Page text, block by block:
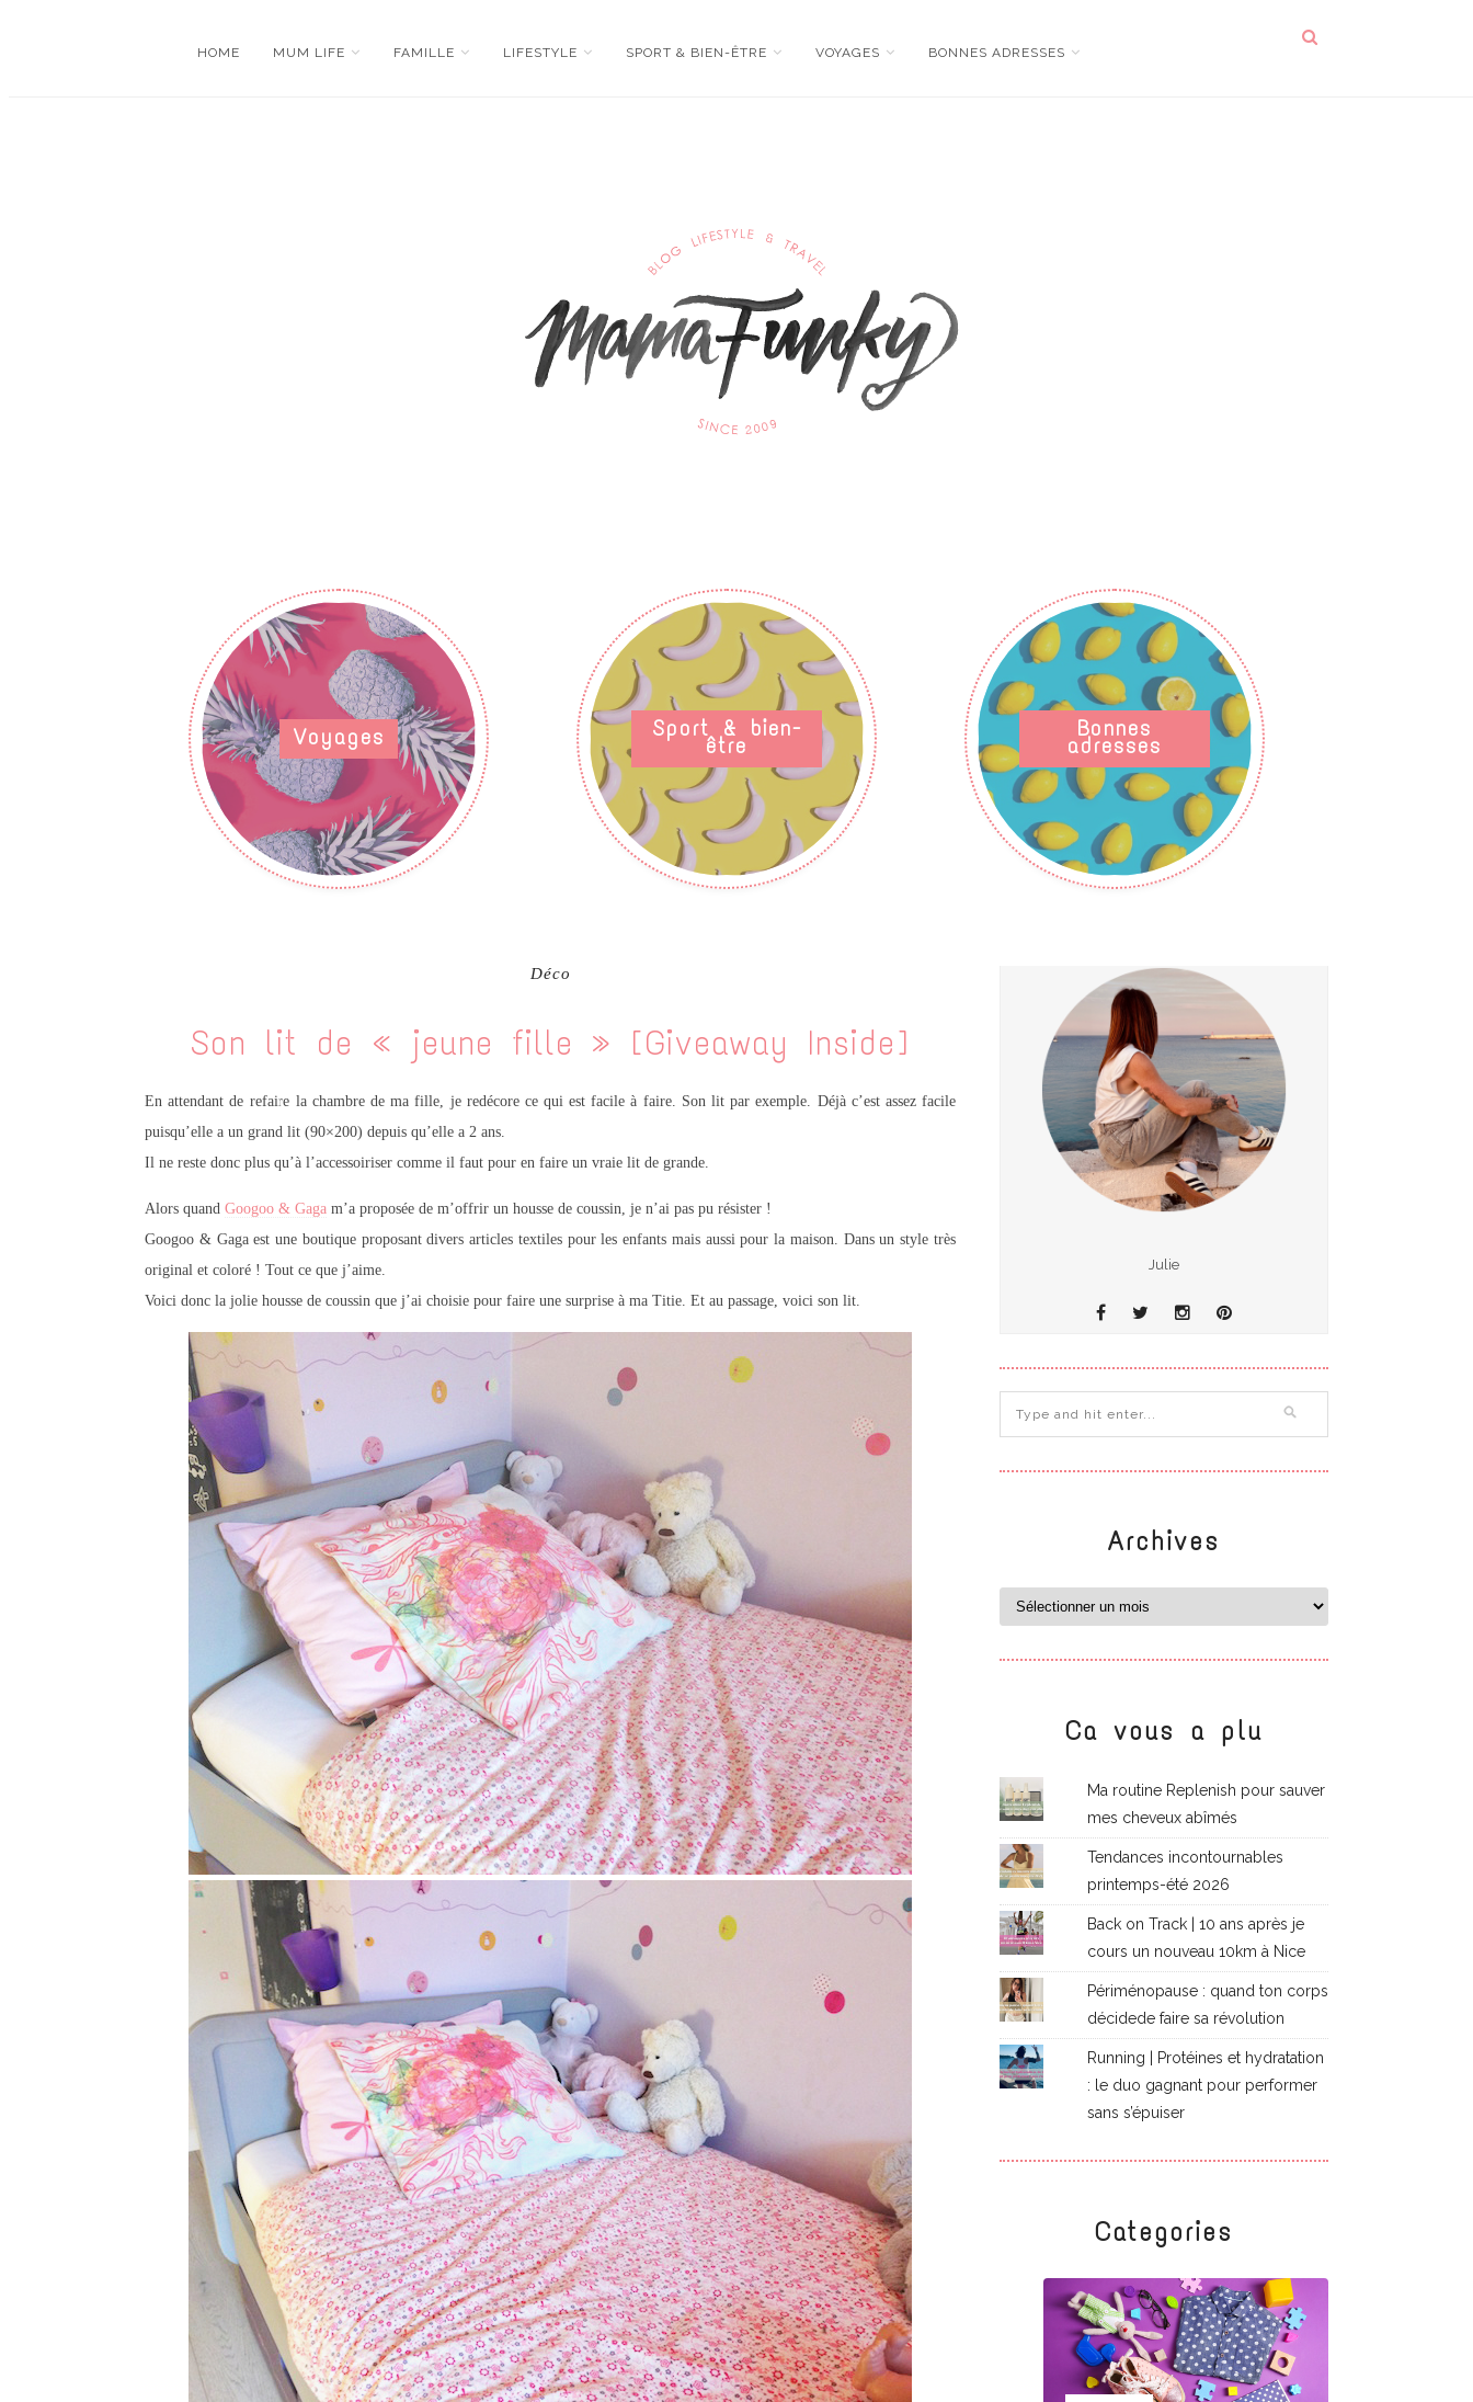
HOME MUM LIFE FAMILLE LIFESTYLE SPORT & BIEN-ÊTRE VOYAGES BONNES ADRESSES
Voyages Sport & bien-
être
Bonnes
adresses
Déco
Son lit de « jeune fille » [Giveaway Inside]
En attendant de refaire la chambre de ma fille, je redécore ce qui est facile à faire. Son lit par exemple. Déjà c’est assez facile
puisqu’elle a un grand lit (90×200) depuis qu’elle a 2 ans.
Il ne reste donc plus qu’à l’accessoiriser comme il faut pour en faire un vraie lit de grande.
Alors quand Googoo & Gaga m’a proposée de m’offrir un housse de coussin, je n’ai pas pu résister !
Googoo & Gaga est une boutique proposant divers articles textiles pour les enfants mais aussi pour la maison. Dans un style très
original et coloré ! Tout ce que j’aime.
Voici donc la jolie housse de coussin que j’ai choisie pour faire une surprise à ma Titie. Et au passage, voici son lit.
Julie
Archives
Ca vous a plu
Ma routine Replenish pour sauver
mes cheveux abîmés
Tendances incontournables
printemps-été 2026
Back on Track | 10 ans après je
cours un nouveau 10km à Nice
Périménopause : quand ton corps
décidede faire sa révolution
Running | Protéines et hydratation
: le duo gagnant pour performer
sans s’épuiser
Categories